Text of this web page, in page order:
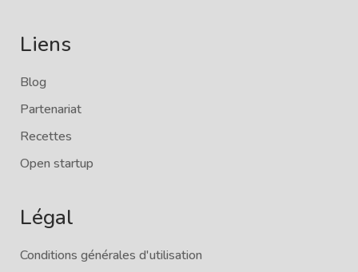
Liens
Blog
Partenariat
Recettes
Open startup
Légal
Conditions générales d'utilisation